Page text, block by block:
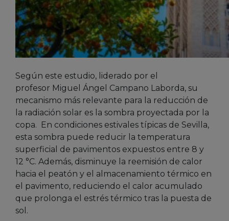
Según este estudio, liderado por el
profesor Miguel Ángel Campano Laborda, su
mecanismo más relevante para la reducción de
la radiación solar es la sombra proyectada por la
copa. En condiciones estivales típicas de Sevilla,
esta sombra puede reducir la temperatura
superficial de pavimentos expuestos entre 8 y
12 °C. Además, disminuye la reemisión de calor
hacia el peatón y el almacenamiento térmico en
el pavimento, reduciendo el calor acumulado
que prolonga el estrés térmico tras la puesta de
sol.